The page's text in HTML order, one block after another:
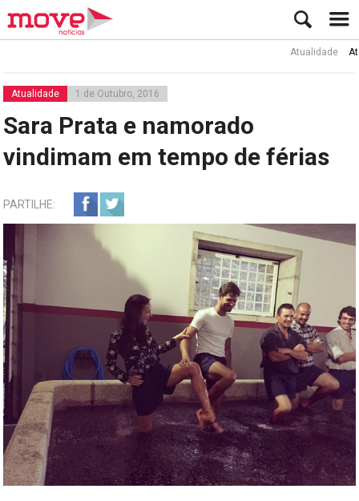
Atualidade Ator Rui
Atualidade 1 de Outubro, 2016
Sara Prata e namorado
vindimam em tempo de férias
PARTILHE: